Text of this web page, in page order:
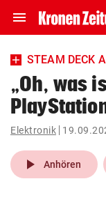
menu Navigation
ein-/
account_circle Anmelden
pin_drop
Wien
STEAM DECK
„Oh, was
Elektronik
play_arrow Anhören